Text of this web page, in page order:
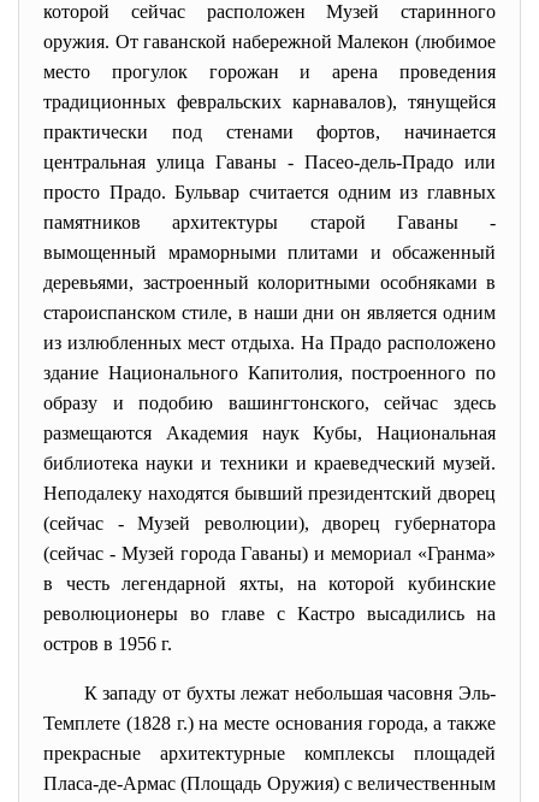
которой сейчас расположен Музей старинного
оружия. От гаванской набережной Малекон (любимое
место прогулок горожан и арена проведения
традиционных февральских карнавалов), тянущейся
практически под стенами фортов, начинается
центральная улица Гаваны - Пасео-дель-Прадо или
просто Прадо. Бульвар считается одним из главных
памятников архитектуры старой Гаваны -
вымощенный мраморными плитами и обсаженный
деревьями, застроенный колоритными особняками в
староиспанском стиле, в наши дни он является одним
из излюбленных мест отдыха. На Прадо расположено
здание Национального Капитолия, построенного по
образу и подобию вашингтонского, сейчас здесь
размещаются Академия наук Кубы, Национальная
библиотека науки и техники и краеведческий музей.
Неподалеку находятся бывший президентский дворец
(сейчас - Музей революции), дворец губернатора
(сейчас - Музей города Гаваны) и мемориал «Гранма»
в честь легендарной яхты, на которой кубинские
революционеры во главе с Кастро высадились на
остров в 1956 г.
К западу от бухты лежат небольшая часовня Эль-
Темплете (1828 г.) на месте основания города, а также
прекрасные архитектурные комплексы площадей
Пласа-де-Армас (Площадь Оружия) с величественным